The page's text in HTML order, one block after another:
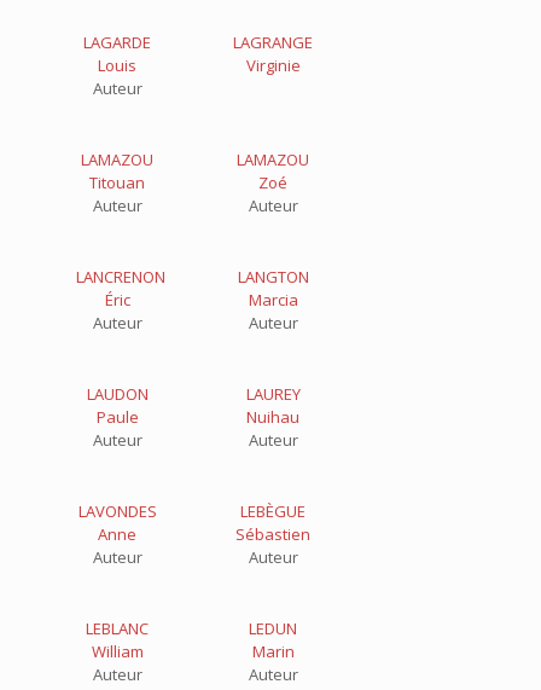
LAGARDE
Louis
Auteur
LAGRANGE
Virginie
LAMAZOU
Titouan
Auteur
LAMAZOU
Zoé
Auteur
LANCRENON
Éric
Auteur
LANGTON
Marcia
Auteur
LAUDON
Paule
Auteur
LAUREY
Nuihau
Auteur
LAVONDES
Anne
Auteur
LEBÈGUE
Sébastien
Auteur
LEBLANC
William
Auteur
LEDUN
Marin
Auteur